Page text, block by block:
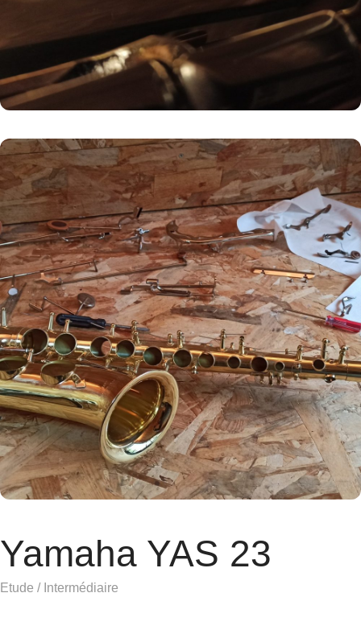
Yamaha YAS 23
Etude / Intermédiaire